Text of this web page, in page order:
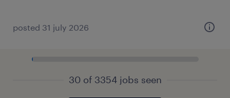
posted 31 july 2026
30 of 3354 jobs seen